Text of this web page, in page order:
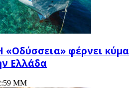
«Οδύσσεια» φέρνει κύμα
Ελλάδα
ΜΜ